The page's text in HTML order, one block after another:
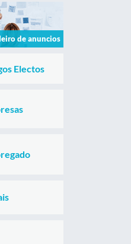
de anuncios
Electos